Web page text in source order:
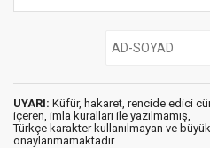
UYARI: Küfür, hakaret, rencide edici
içeren, imla kuralları ile yazılmamış,
Türkçe karakter kullanılmayan ve
onaylanmamaktadır.